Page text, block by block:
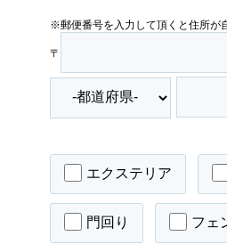
※郵便番号を入力して頂くと住所が
〒
エクステリア
門回り フェ